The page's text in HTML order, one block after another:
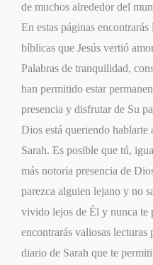
de muchos alrededor del
En estas páginas
bíblicas que Jesús vertió
Palabras de tranquilidad,
han permitido estar
presencia y disfrutar de Su
Dios está queriendo
Sarah. Es posible que tú,
más notoria presencia de
parezca alguien lejano y no
vivido lejos de Él y nunca te
encontrarás valiosas lecturas
diario de Sarah que te